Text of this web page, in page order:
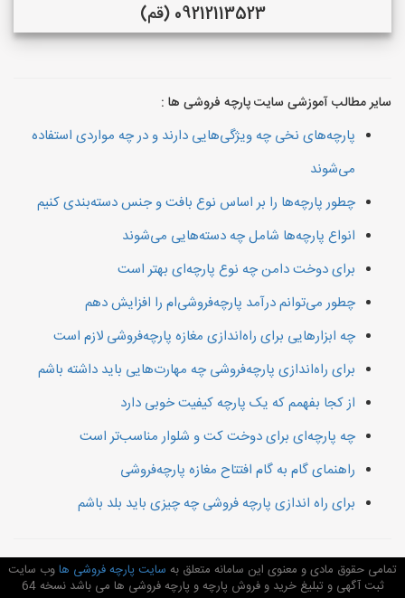
09212113523 (قم)
سایر مطالب آموزشی سایت پارچه فروشی ها :
پارچه‌های نخی چه ویژگی‌هایی دارند و در چه مواردی استفاده
می‌شوند
چطور پارچه‌ها را بر اساس نوع بافت و جنس دسته‌بندی کنیم
انواع پارچه‌ها شامل چه دسته‌هایی می‌شوند
برای دوخت دامن چه نوع پارچه‌ای بهتر است
چطور می‌توانم درآمد پارچه‌فروشی‌ام را افزایش دهم
چه ابزارهایی برای راه‌اندازی مغازه پارچه‌فروشی لازم است
برای راه‌اندازی پارچه‌فروشی چه مهارت‌هایی باید داشته باشم
از کجا بفهمم که یک پارچه کیفیت خوبی دارد
چه پارچه‌ای برای دوخت کت و شلوار مناسب‌تر است
راهنمای گام به گام افتتاح مغازه پارچه‌فروشی
برای راه اندازی پارچه فروشی چه چیزی باید بلد باشم
تمامی حقوق مادی و معنوی این سامانه متعلق به سایت پارچه فروشی هاوب سایت
ثبت آگهی و تبلیغ خرید و فروش پارچه و پارچه فروشی ها می باشد نسخه 64